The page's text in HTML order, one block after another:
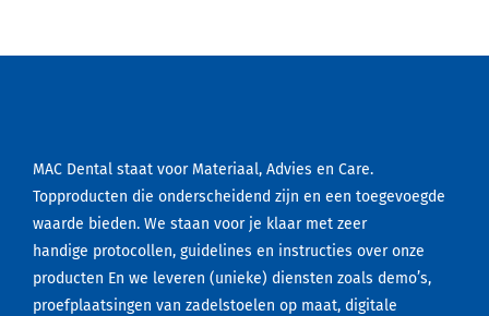
MAC Dental staat voor Materiaal, Advies en Care.
Topproducten die onderscheidend zijn en een toegevoegde
waarde bieden. We staan voor je klaar met zeer
handige protocollen, guidelines en instructies over onze
producten En we leveren (unieke) diensten zoals demo’s,
proefplaatsingen van zadelstoelen op maat, digitale